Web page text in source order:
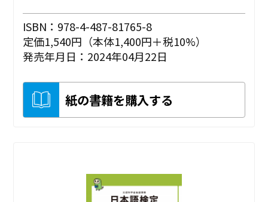
ISBN：978-4-487-81765-8
定価1,540円（本体1,400円＋税10%）
発売年月日：2024年04月22日
紙の書籍を購入する